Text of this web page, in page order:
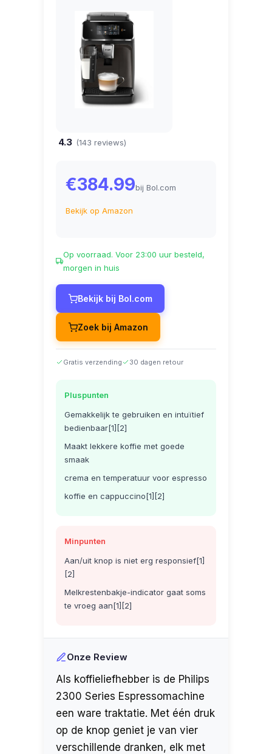
4.3 (143 reviews)
€384.99bij Bol.com
Bekijk op Amazon
Op voorraad. Voor 23:00 uur besteld,
morgen in huis
Bekijk bij Bol.com
Zoek bij Amazon
Gratis verzending 30 dagen retour
Pluspunten
Gemakkelijk te gebruiken en intuïtief
bedienbaar[1][2]
Maakt lekkere koffie met goede
smaak
crema en temperatuur voor espresso
koffie en cappuccino[1][2]
Minpunten
Aan/uit knop is niet erg responsief[1]
[2]
Melkrestenbakje-indicator gaat soms
te vroeg aan[1][2]
Onze Review
Als koffieliefhebber is de Philips
2300 Series Espressomachine
een ware traktatie. Met één druk
op de knop geniet je van vier
verschillende dranken, elk met